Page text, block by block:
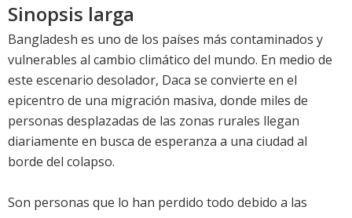
Sinopsis larga
Bangladesh es uno de los países más contaminados y
vulnerables al cambio climático del mundo. En medio de
este escenario desolador, Daca se convierte en el
epicentro de una migración masiva, donde miles de
personas desplazadas de las zonas rurales llegan
diariamente en busca de esperanza a una ciudad al
borde del colapso.
Son personas que lo han perdido todo debido a las